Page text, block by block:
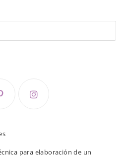
para elaboración de un